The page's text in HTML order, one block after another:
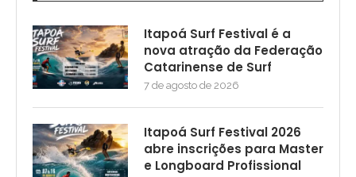
Itapoá Surf Festival é a
nova atração da Federação
Catarinense de Surf
7 de agosto de 2026
Itapoá Surf Festival 2026
abre inscrições para Master
e Longboard Profissional